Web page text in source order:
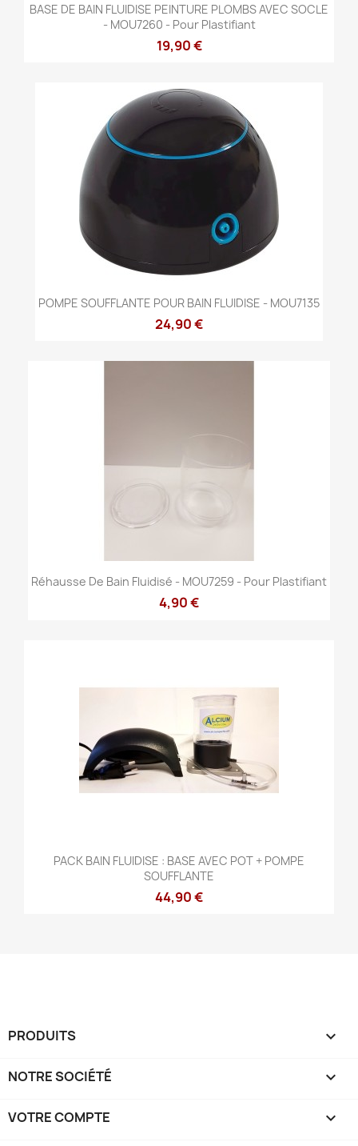
BASE DE BAIN FLUIDISE PEINTURE PLOMBS AVEC SOCLE
- MOU7260 - Pour Plastifiant
19,90 €
POMPE SOUFFLANTE POUR BAIN FLUIDISE - MOU7135
24,90 €
Réhausse De Bain Fluidisé - MOU7259 - Pour Plastifiant
4,90 €
PACK BAIN FLUIDISE : BASE AVEC POT + POMPE
SOUFFLANTE
44,90 €
PRODUITS 
NOTRE SOCIÉTÉ 
VOTRE COMPTE 